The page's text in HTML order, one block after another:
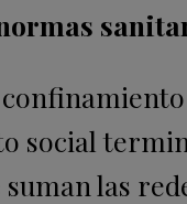
social
las